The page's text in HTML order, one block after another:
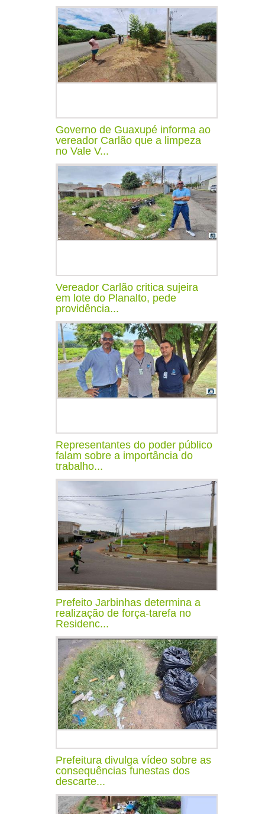
Governo de Guaxupé informa ao
vereador Carlão que a limpeza
no Vale V...
Vereador Carlão critica sujeira
em lote do Planalto, pede
providência...
Representantes do poder público
falam sobre a importância do
trabalho...
Prefeito Jarbinhas determina a
realização de força-tarefa no
Residenc...
Prefeitura divulga vídeo sobre as
consequências funestas dos
descarte...